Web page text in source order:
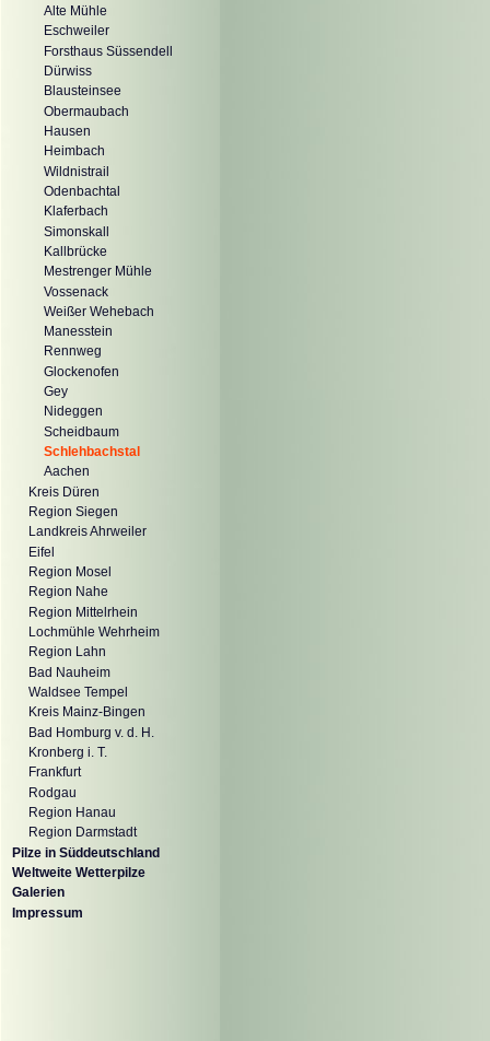
Alte Mühle
Eschweiler
Forsthaus Süssendell
Dürwiss
Blausteinsee
Obermaubach
Hausen
Heimbach
Wildnistrail
Odenbachtal
Klaferbach
Simonskall
Kallbrücke
Mestrenger Mühle
Vossenack
Weißer Wehebach
Manesstein
Rennweg
Glockenofen
Gey
Nideggen
Scheidbaum
Schlehbachstal
Aachen
Kreis Düren
Region Siegen
Landkreis Ahrweiler
Eifel
Region Mosel
Region Nahe
Region Mittelrhein
Lochmühle Wehrheim
Region Lahn
Bad Nauheim
Waldsee Tempel
Kreis Mainz-Bingen
Bad Homburg v. d. H.
Kronberg i. T.
Frankfurt
Rodgau
Region Hanau
Region Darmstadt
Pilze in Süddeutschland
Weltweite Wetterpilze
Galerien
Impressum